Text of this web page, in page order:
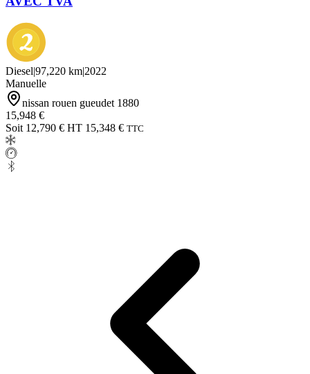
Diesel|97,220 km|2022
Manuelle
nissan rouen gueudet 1880
15,948 €
Soit 12,790 € HT 15,348 € TTC